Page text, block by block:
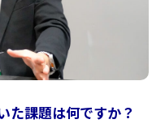
た課題は何ですか？